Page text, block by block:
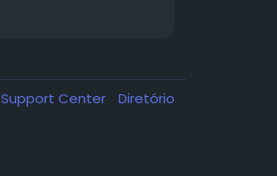
Support Center Diretório